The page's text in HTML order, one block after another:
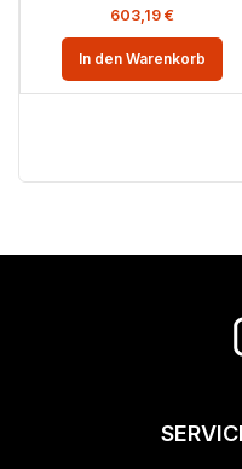
603,19 €
In den Warenkorb